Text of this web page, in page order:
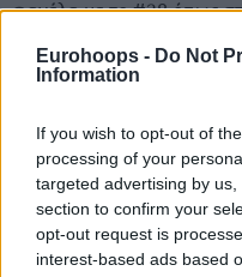
Eurohoops - Do Not
Information
If you wish to opt-out of
processing of your
targeted advertising by
section to confirm your
opt-out request is
interest-based ads based
φανέλα με το #28 όπως
Η υλοποίηση της
ανερχόταν στα
επιτρέπουν στις
από $850.000. Το
$2.100.000 μέχρι το 2025.
“Dancing Bear”από